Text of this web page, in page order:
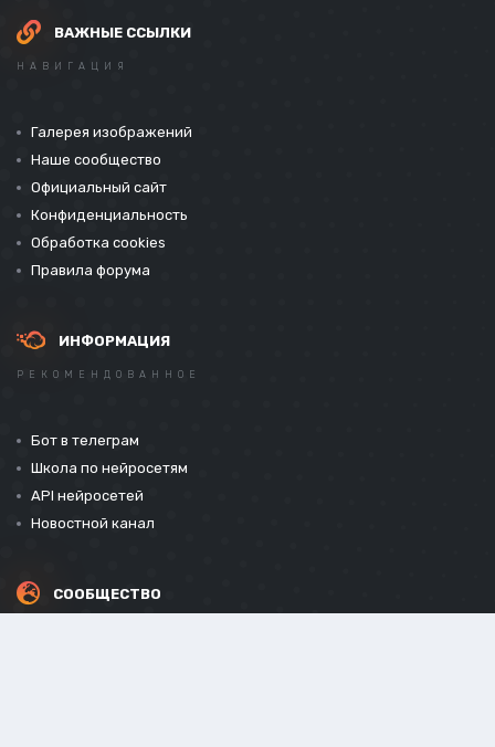
ВАЖНЫЕ ССЫЛКИ
НАВИГАЦИЯ
Галерея изображений
Наше сообщество
Официальный сайт
Конфиденциальность
Обработка cookies
Правила форума
ИНФОРМАЦИЯ
РЕКОМЕНДОВАННОЕ
Бот в телеграм
Школа по нейросетям
API нейросетей
Новостной канал
СООБЩЕСТВО